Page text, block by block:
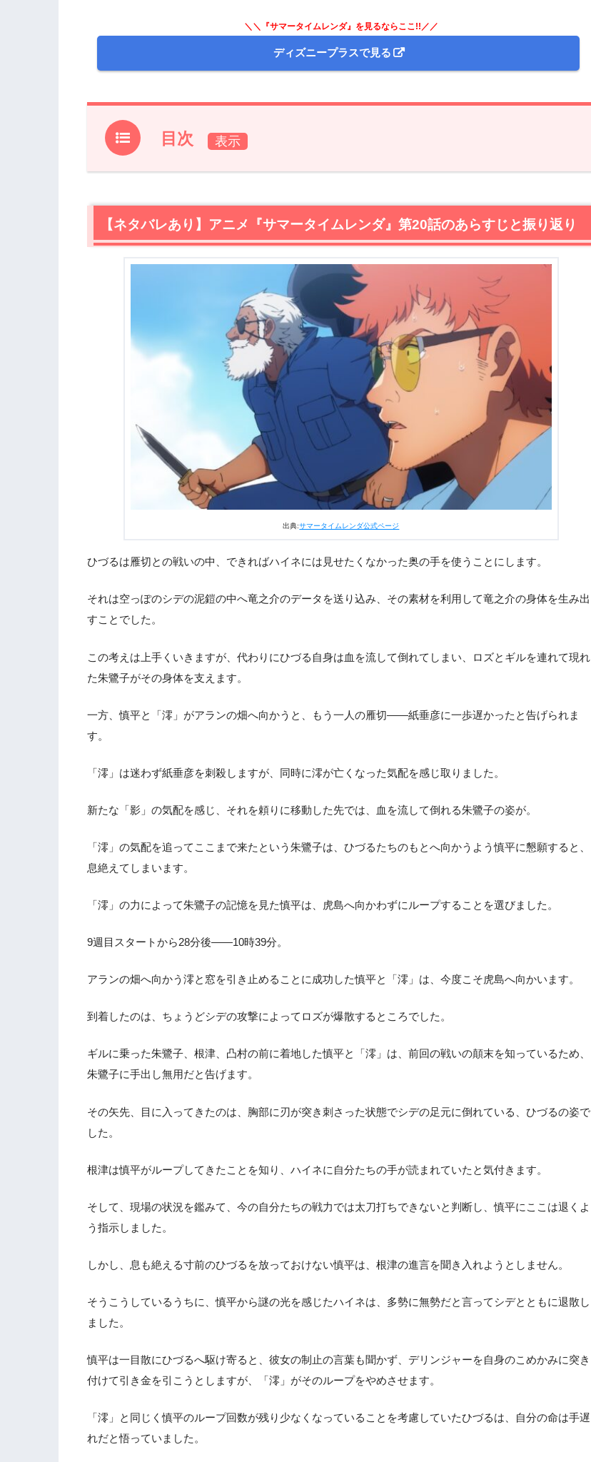
＼＼『サマータイムレンダ』を見るならここ!!／／
ディズニープラスで見る
目次
1.【ネタバレあり】アニメ『サマータイムレンダ』第20話のあらすじと振り返り
2.1 ひづるの死後
2.2告白
2.3新たな作戦
アニメ『サマータイムレンダ』第21話まとめ
【ネタバレあり】アニメ『サマータイムレンダ』第20話のあらすじと振り返り
出典:サマータイムレンダ公式ページ
ひづるは雁切との戦いの中、できればハイネには見せたくなかった奥の手を使うことにします。
それは空っぽのシデの泥鎧の中へ竜之介のデータを送り込み、その素材を利用して竜之介の身体を生み出
すことでした。
この考えは上手くいきますが、代わりにひづる自身は血を流して倒れてしまい、ロズとギルを連れて現れ
た朱鷺子がその身体を支えます。
一方、慎平と「澪」がアランの畑へ向かうと、もう一人の雁切――紙垂彦に一歩遅かったと告げられま
す。
「澪」は迷わず紙垂彦を刺殺しますが、同時に澪が亡くなった気配を感じ取りました。
新たな「影」の気配を感じ、それを頼りに移動した先では、血を流して倒れる朱鷺子の姿が。
「澪」の気配を追ってここまで来たという朱鷺子は、ひづるたちのもとへ向かうよう慎平に懇願すると、
息絶えてしまいます。
「澪」の力によって朱鷺子の記憶を見た慎平は、虎島へ向かわずにループすることを選びました。
9週目スタートから28分後――10時39分。
アランの畑へ向かう澪と窓を引き止めることに成功した慎平と「澪」は、今度こそ虎島へ向かいます。
到着したのは、ちょうどシデの攻撃によってロズが爆散するところでした。
ギルに乗った朱鷺子、根津、凸村の前に着地した慎平と「澪」は、前回の戦いの顛末を知っているため、
朱鷺子に手出し無用だと告げます。
その矢先、目に入ってきたのは、胸部に刃が突き刺さった状態でシデの足元に倒れている、ひづるの姿で
した。
根津は慎平がループしてきたことを知り、ハイネに自分たちの手が読まれていたと気付きます。
そして、現場の状況を鑑みて、今の自分たちの戦力では太刀打ちできないと判断し、慎平にここは退くよ
う指示しました。
しかし、息も絶える寸前のひづるを放っておけない慎平は、根津の進言を聞き入れようとしません。
そうこうしているうちに、慎平から謎の光を感じたハイネは、多勢に無勢だと言ってシデとともに退散し
ました。
慎平は一目散にひづるへ駆け寄ると、彼女の制止の言葉も聞かず、デリンジャーを自身のこめかみに突き
付けて引き金を引こうとしますが、「澪」がそのループをやめさせます。
「澪」と同じく慎平のループ回数が残り少なくなっていることを考慮していたひづるは、自分の命は手遅
れだと悟っていました。